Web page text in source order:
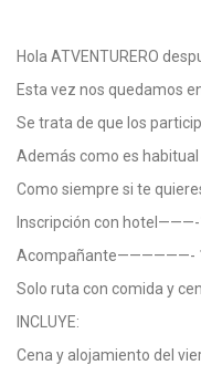
Hola ATVENTURERO
Esta vez nos quedamos
Se trata de que los
Además como es
Como siempre si te
Inscripción con
Acompañante——————-
Solo ruta con comida y
INCLUYE:
Cena y alojamiento del